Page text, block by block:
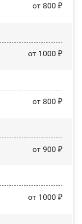
от 800 ₽
от 1000 ₽
от 800 ₽
от 900 ₽
от 1000 ₽